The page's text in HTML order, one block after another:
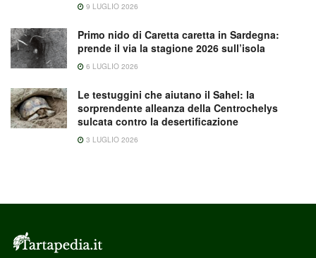
9 LUGLIO 2026
Primo nido di Caretta caretta in Sardegna:
prende il via la stagione 2026 sull’isola
6 LUGLIO 2026
Le testuggini che aiutano il Sahel: la
sorprendente alleanza della Centrochelys
sulcata contro la desertificazione
3 LUGLIO 2026